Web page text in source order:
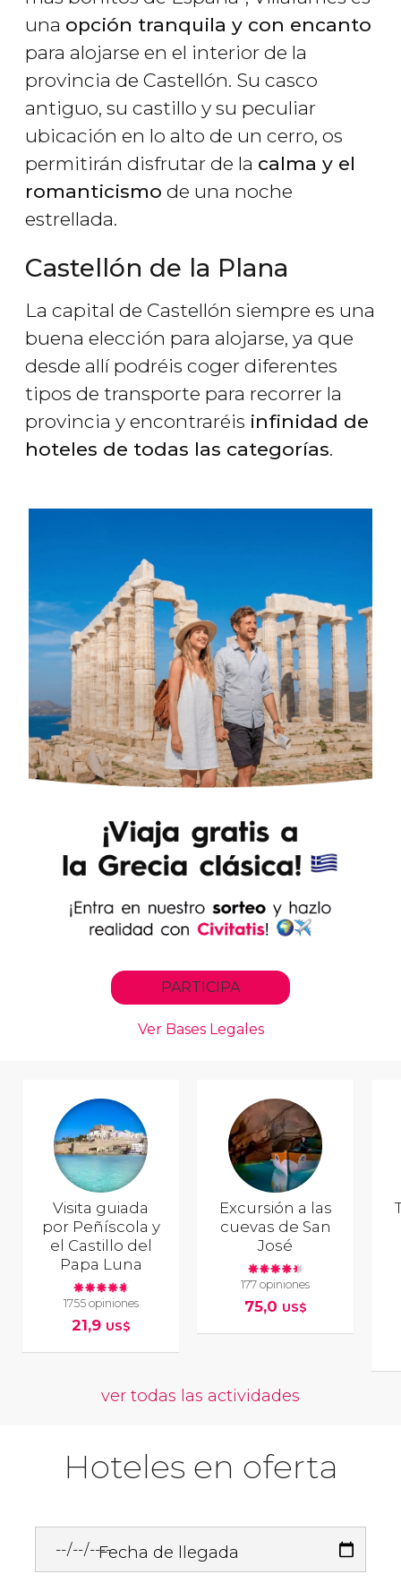
una opción tranquila y con encanto
para alojarse en el interior de la
provincia de Castellón. Su casco
antiguo, su castillo y su peculiar
ubicación en lo alto de un cerro, os
permitirán disfrutar de la calma y el
romanticismo de una noche
estrellada.
Castellón de la Plana
La capital de Castellón siempre es una
buena elección para alojarse, ya que
desde allí podréis coger diferentes
tipos de transporte para recorrer la
provincia y encontraréis infinidad de
hoteles de todas las categorías.
Visita guiada
por Peñíscola y
el Castillo del
Papa Luna
1755 opiniones
21,9 US$
Excursión a las
cuevas de San
José
177 opiniones
75,0 US$
ver todas las actividades
Hoteles en oferta
Fecha de llegada